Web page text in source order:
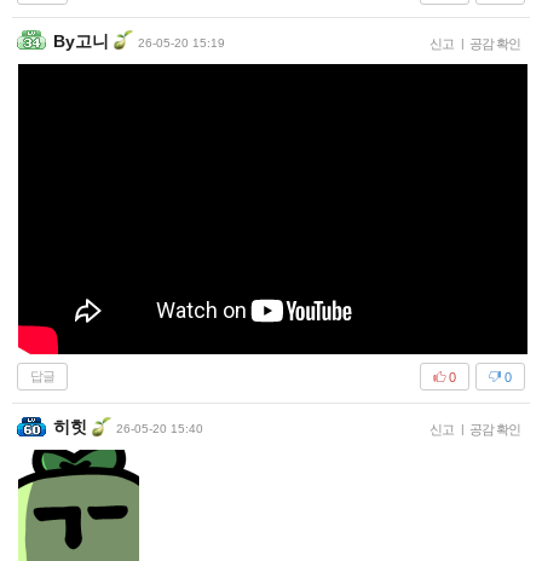
By고니 26-05-20 15:19 신고 | 공감 확인
답글 0
0
히힛 26-05-20 15:40 신고 | 공감 확인